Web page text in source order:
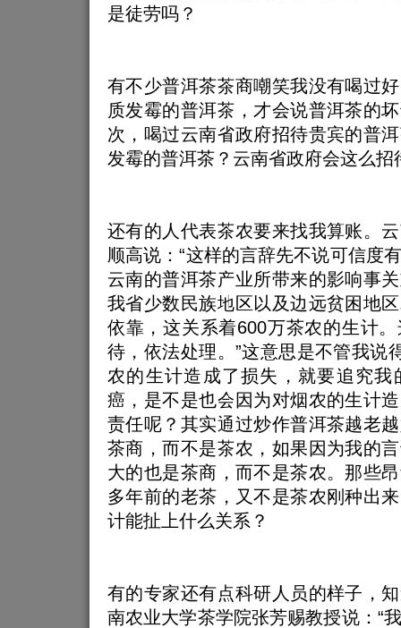
是徒劳吗？
有不少普洱茶茶商嘲笑我没有喝过
质发霉的普洱茶，才会说普洱茶的
次，喝过云南省政府招待贵宾的普
发霉的普洱茶？云南省政府会这么招
还有的人代表茶农要来找我算账。
顺高说：“这样的言辞先不说可信度
云南的普洱茶产业所带来的影响事
我省少数民族地区以及边远贫困地
依靠，这关系着600万茶农的生计
待，依法处理。”这意思是不管我说
农的生计造成了损失，就要追究我
癌，是不是也会因为对烟农的生计
责任呢？其实通过炒作普洱茶越老
茶商，而不是茶农，如果因为我的
大的也是茶商，而不是茶农。那些
多年前的老茶，又不是茶农刚种出
计能扯上什么关系？
有的专家还有点科研人员的样子，
南农业大学茶学院张芳赐教授说：“